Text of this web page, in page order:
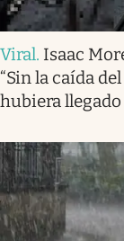
Viral. Isaac
“Sin la caída
hubiera llegado